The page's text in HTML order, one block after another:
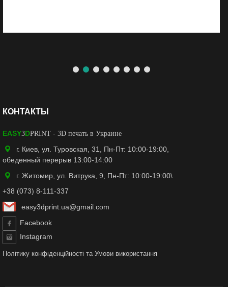
КОНТАКТЫ
EASY3DPRINT - 3D печать в Украине
г. Киев, ул. Туровская, 31, Пн-Пт: 10:00-19:00,
обеденный перерыв 13:00-14:00
г. Житомир, ул. Витрука, 9, Пн-Пт: 10:00-19:00\
+38 (073) 8-111-337
easy3dprint.ua@gmail.com
Facebook
Instagram
Політику конфіденційності та Умови використання